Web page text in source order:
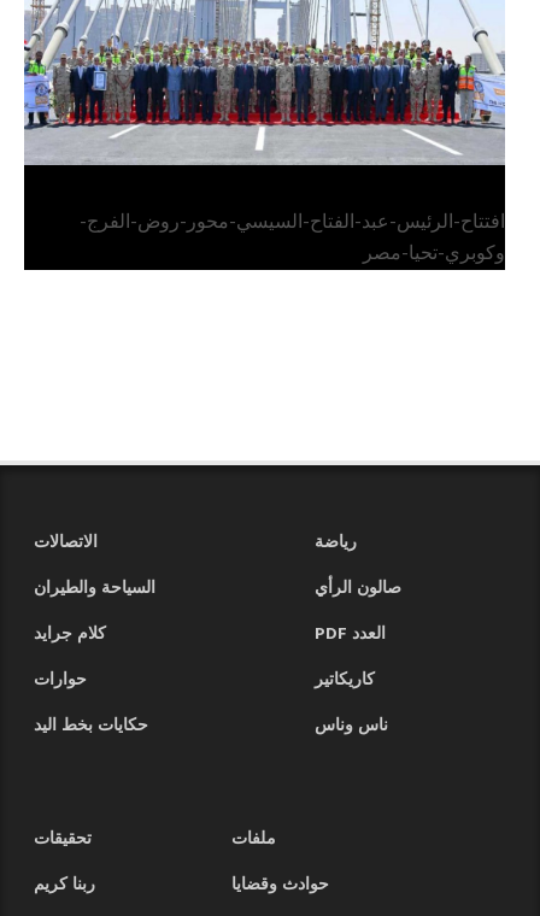
افتتاح-الرئيس-عبد-الفتاح-السيسي-محور-روض-الفرج-
وكوبري-تحيا-مصر
رياضة
الاتصالات
صالون الرأي
السياحة والطيران
العدد PDF
كلام جرايد
كاريكاتير
حوارات
ناس وناس
حكايات بخط اليد
ملفات
تحقيقات
حوادث وقضايا
ربنا كريم